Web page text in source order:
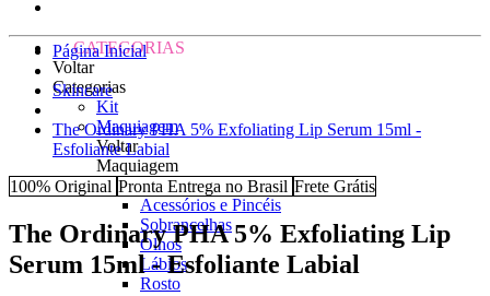
CATEGORIAS
Voltar
Categorias
Kit
Maquiagem
Voltar
Maquiagem
Todos os produtos
Acessórios e Pincéis
Sobrancelhas
Olhos
Lábios
Rosto
Página Inicial
Skincare
The Ordinary PHA 5% Exfoliating Lip Serum 15ml -
Esfoliante Labial
100% Original Pronta Entrega no Brasil Frete Grátis
The Ordinary PHA 5% Exfoliating Lip
Serum 15ml - Esfoliante Labial